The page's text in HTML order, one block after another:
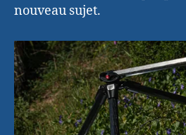
nouveau sujet.